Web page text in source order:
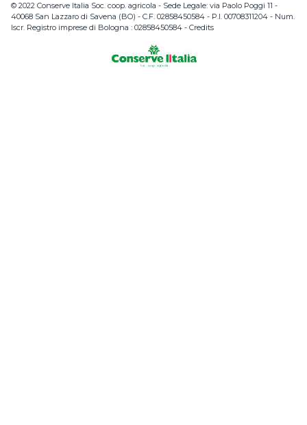
© 2022 Conserve Italia Soc. coop. agricola - Sede Legale: via Paolo Poggi 11 -
40068 San Lazzaro di Savena (BO) - C.F. 02858450584 - P.I. 00708311204 - Num.
Iscr. Registro imprese di Bologna : 02858450584 - Credits